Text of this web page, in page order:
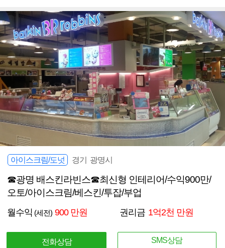
아이스크림/도넛 경기 광명시
☎광명 배스킨라빈스☎최신형 인테리어/수익900만/
오토/아이스크림/베스킨/투잡/부업
월수익 (세전) 900 만원 권리금 1억2천 만원
전화상담 SMS상담